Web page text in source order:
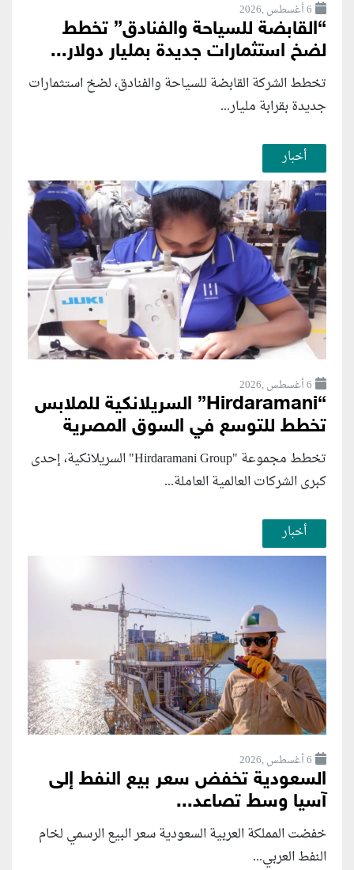
6 أغسطس ,2026
“القابضة للسياحة والفنادق” تخطط
لضخ استثمارات جديدة بمليار دولار...
تخطط الشركة القابضة للسياحة والفنادق، لضخ استثمارات
جديدة بقرابة مليار...
أخبار
6 أغسطس ,2026
“Hirdaramani” السريلانكية للملابس
تخطط للتوسع في السوق المصرية
تخطط مجموعة "Hirdaramani Group" السريلانكية، إحدى
كبرى الشركات العالمية العاملة...
أخبار
6 أغسطس ,2026
السعودية تخفض سعر بيع النفط إلى
آسيا وسط تصاعد...
خفضت المملكة العربية السعودية سعر البيع الرسمي لخام
النفط العربي...